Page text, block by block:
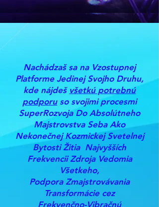
Nachádzaš sa na Vzostupnej
Platforme Jedinej Svojho Druhu,
kde nájdeš všetkú potrebnú
podporuso svojimi procesmi
SuperRozvoja Do Absolútneho
Majstrovstva Seba Ako
Nekonečnej Kozmickej Svetelnej
Bytosti Žitia Najvyšších
Frekvencii Zdroja Vedomia
Všetkeho,
Podpora Zmajstrovávania
Transformácie cez
Frekvenčno-Vibračnú